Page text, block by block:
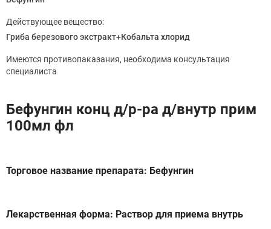
Действующее вещество:
Гриба березового экстракт+Кобальта хлорид
Имеются противопаказания, необходима консультация
специалиста
Бефунгин конц д/р-ра д/внутр прим
100мл фл
Торговое название препарата: Бефунгин
Лекарственная форма: Раствор для приема внутрь